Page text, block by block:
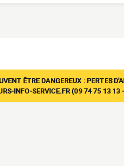
ÊTRE DANGEREUX : PERTES
INFO-SERVICE.FR (09 74 75 13 13